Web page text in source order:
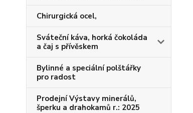
Chirurgická ocel,
Sváteční káva, horká čokoláda
a čaj s přívěskem
Bylinné a speciální polštářky
pro radost
Prodejní Výstavy minerálů,
šperku a drahokamů r.: 2025